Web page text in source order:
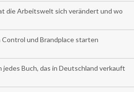
die Arbeitswelt sich verändert und wo
Control und Brandplace starten
Buch, das in Deutschland verkauft